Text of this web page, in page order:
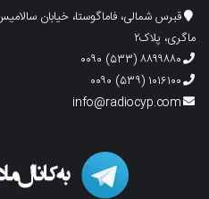
ماگری، پلاک۲
۸۸۹۹۸۸۰ (۵۳۳) ۰۰۹۰
۱۰۱۶۱۰۰ (۵۳۹) ۰۰۹۰
info@radiocyp.com